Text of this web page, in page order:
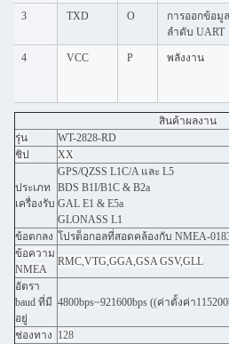
3 TXD O
การออกข้อมูล
ลําดับ UART
4 VCC P พลังงาน
สินค้าผลงาน
รุ่น
WT-2828-RD
ชิป
XX
ประเภท
เครื่องรับ
GPS/QZSS L1C/A และ L5
BDS B1I/B1C & B2a
GAL E1 & E5a
GLONASS L1
ข้อตกลง โปรต็อกอลที่สอดคล้องกับ NMEA-
ข้อความ
NMEA
RMC,VTG,GGA,GSA GSV,GLL
อัตรา
baud ที่มี
อยู่
4800bps~921600bps ((ค่าตั้งค่า
ช่องทาง 128